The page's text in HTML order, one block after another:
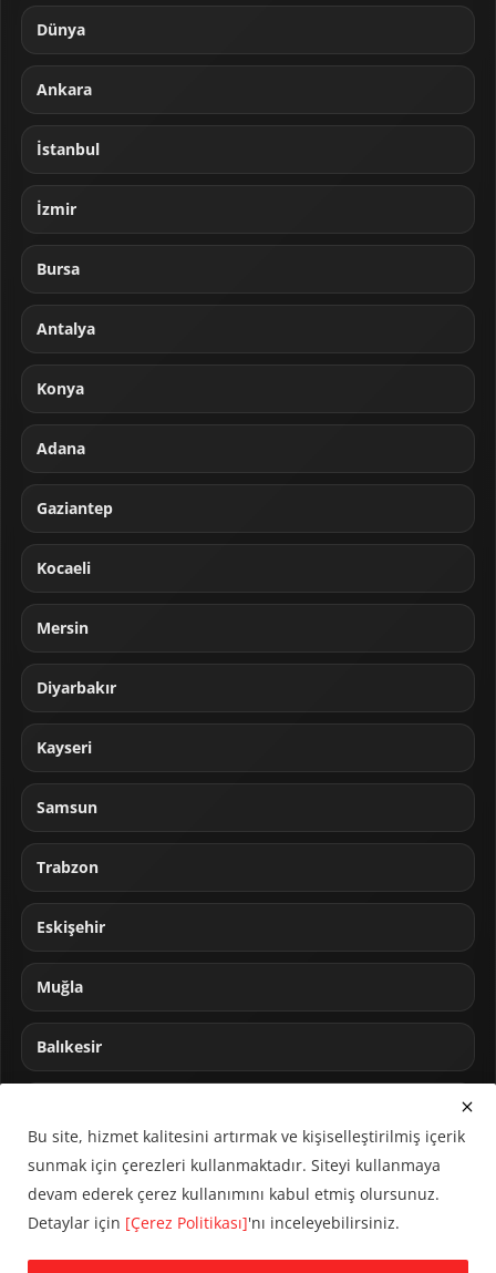
Dünya
Ankara
İstanbul
İzmir
Bursa
Antalya
Konya
Adana
Gaziantep
Kocaeli
Mersin
Diyarbakır
Kayseri
Samsun
Trabzon
Eskişehir
Muğla
Balıkesir
© 2024 CUMHA (Cumhur Haber Ajansı) Tüm hakları saklıdır.
Bu site, hizmet kalitesini artırmak ve kişiselleştirilmiş içerik
sunmak için çerezleri kullanmaktadır. Siteyi kullanmaya
devam ederek çerez kullanımını kabul etmiş olursunuz.
Detaylar için [Çerez Politikası]'nı inceleyebilirsiniz.